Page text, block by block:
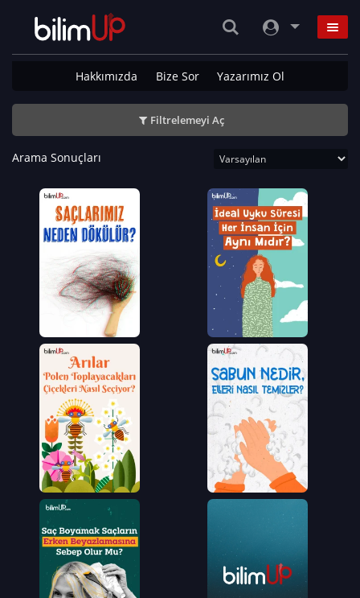
Hakkımızda Bize Sor Yazarımız Ol
Filtrelemeyi Aç
Arama Sonuçları